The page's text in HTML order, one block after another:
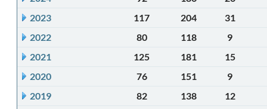
2023
117 204
31
2022
80 118
9
2021
125 181
15
2020
76 151
9
2019
82 138
12